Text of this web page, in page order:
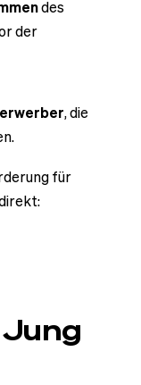
des
der
, die
für